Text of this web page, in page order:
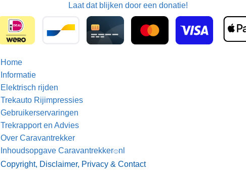
Laat dat blijken door een donatie!
Home
Informatie
Elektrisch rijden
Trekauto Rijimpressies
Gebruikerservaringen
Trekrapport en Advies
Over Caravantrekker
Inhoudsopgave Caravantrekker🙂nl
Copyright, Disclaimer, Privacy & Contact